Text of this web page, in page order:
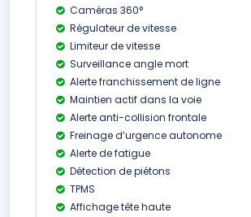
Caméras 360°
Régulateur de vitesse
Limiteur de vitesse
Surveillance angle mort
Alerte franchissement de ligne
Maintien actif dans la voie
Alerte anti-collision frontale
Freinage d’urgence autonome
Alerte de fatigue
Détection de piétons
TPMS
Affichage tête haute